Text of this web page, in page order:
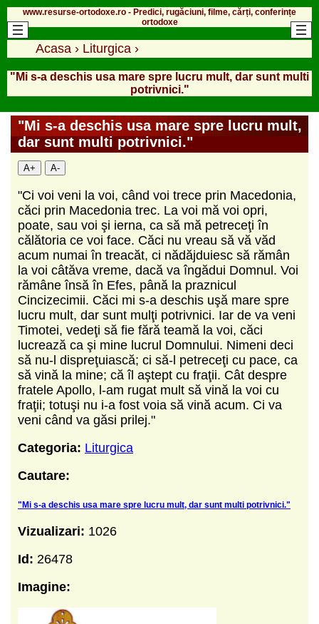
www.resurse-ortodoxe.ro - Predici, rugăciuni, filme, cărți, conferințe
ortodoxe
Acasa › Liturgica ›
"Mi s-a deschis usa mare spre lucru mult, dar sunt multi
potrivnici."
"Mi s-a deschis usa mare spre lucru mult,
dar sunt multi potrivnici."
A+ A-
"Ci voi veni la voi, când voi trece prin Macedonia,
căci prin Macedonia trec. La voi mă voi opri,
poate, sau voi şi ierna, ca să mă petreceţi în
călătoria ce voi face. Căci nu vreau să vă văd
acum numai în treacăt, ci nădăjduiesc să rămân
la voi câtăva vreme, dacă va îngădui Domnul. Voi
rămâne însă în Efes, până la praznicul
Cincizecimii. Căci mi s-a deschis uşă mare spre
lucru mult, dar sunt mulţi potrivnici. Iar de va veni
Timotei, vedeţi să fie fără teamă la voi, căci
lucrează ca şi mine lucrul Domnului. Nimeni deci
să nu-l dispreţuiască; ci să-l petreceţi cu pace, ca
să vină la mine; că îl aştept cu fraţii. Cât despre
fratele Apollo, l-am rugat mult să vină la voi cu
fraţii; totuşi nu i-a fost voia să vină acum. Ci va
veni când va găsi prilej."
Categoria: Liturgica
Cautare:
"Mi s-a deschis usa mare spre lucru mult, dar sunt multi potrivnici."
Vizualizari: 1026
Id: 26478
Imagine: